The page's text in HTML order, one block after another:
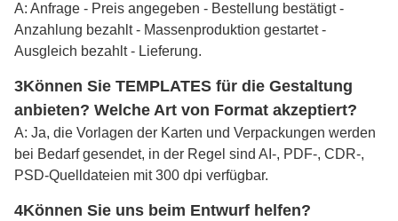
A: Anfrage - Preis angegeben - Bestellung bestätigt -
Anzahlung bezahlt - Massenproduktion gestartet -
Ausgleich bezahlt - Lieferung.
3Können Sie TEMPLATES für die Gestaltung
anbieten? Welche Art von Format akzeptiert?
A: Ja, die Vorlagen der Karten und Verpackungen werden
bei Bedarf gesendet, in der Regel sind AI-, PDF-, CDR-,
PSD-Quelldateien mit 300 dpi verfügbar.
4Können Sie uns beim Entwurf helfen?